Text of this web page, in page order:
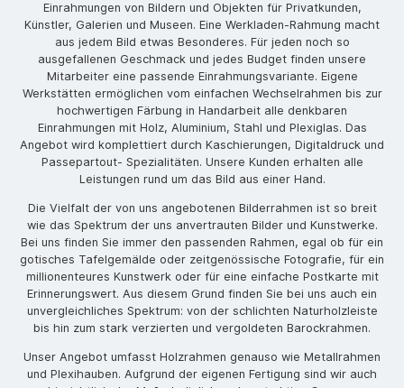
Einrahmungen von Bildern und Objekten für Privatkunden,
Künstler, Galerien und Museen. Eine Werkladen-Rahmung macht
aus jedem Bild etwas Besonderes. Für jeden noch so
ausgefallenen Geschmack und jedes Budget finden unsere
Mitarbeiter eine passende Einrahmungsvariante. Eigene
Werkstätten ermöglichen vom einfachen Wechselrahmen bis zur
hochwertigen Färbung in Handarbeit alle denkbaren
Einrahmungen mit Holz, Aluminium, Stahl und Plexiglas. Das
Angebot wird komplettiert durch Kaschierungen, Digitaldruck und
Passepartout- Spezialitäten. Unsere Kunden erhalten alle
Leistungen rund um das Bild aus einer Hand.
Die Vielfalt der von uns angebotenen Bilderrahmen ist so breit
wie das Spektrum der uns anvertrauten Bilder und Kunstwerke.
Bei uns finden Sie immer den passenden Rahmen, egal ob für ein
gotisches Tafelgemälde oder zeitgenössische Fotografie, für ein
millionenteures Kunstwerk oder für eine einfache Postkarte mit
Erinnerungswert. Aus diesem Grund finden Sie bei uns auch ein
unvergleichliches Spektrum: von der schlichten Naturholzleiste
bis hin zum stark verzierten und vergoldeten Barockrahmen.
Unser Angebot umfasst Holzrahmen genauso wie Metallrahmen
und Plexihauben. Aufgrund der eigenen Fertigung sind wir auch